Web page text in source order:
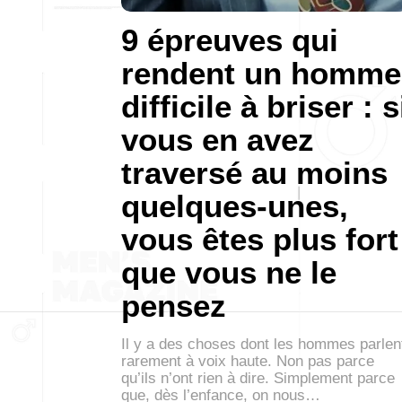
9 épreuves qui
rendent un homme
difficile à briser :
vous en avez
traversé au moins
quelques-unes,
vous êtes plus fort
que vous ne le
pensez
Il y a des choses dont les hommes
rarement à voix haute. Non pas parce
qu’ils n’ont rien à dire. Simplement parce
que, dès l’enfance, on nous…